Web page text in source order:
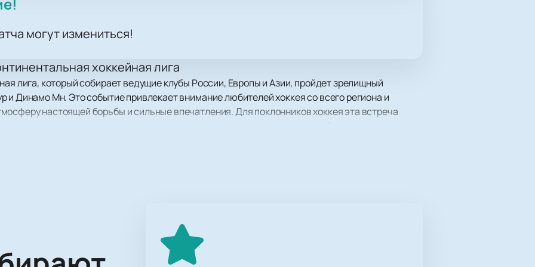
могут измениться!
хоккейная лига
лига, который собирает ведущие клубы России, Европы и Азии, пройдет зрелищный
Динамо Мн. Это событие привлекает внимание любителей хоккея со всего региона и
настоящей борьбы и сильные впечатления. Для поклонников хоккея эта встреча
историей выступлений на международной арене. ХК Амур известен своей энергичной